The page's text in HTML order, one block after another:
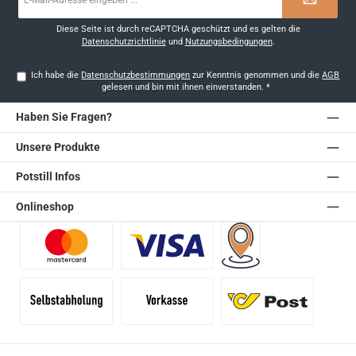
Diese Seite ist durch reCAPTCHA geschützt und es gelten die
Datenschutzrichtlinieund Nutzungsbedingungen.
Ich habe die Datenschutzbestimmungen zur Kenntnis genommen und dieAGB
gelesen und bin mit ihnen einverstanden. *
Haben Sie Fragen?
Unsere Produkte
Potstill Infos
Onlineshop